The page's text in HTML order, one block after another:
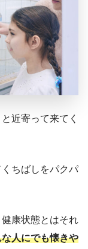
近寄って来てく
ちばしをパクパ
康状態とはそれ
人にでも懐きや